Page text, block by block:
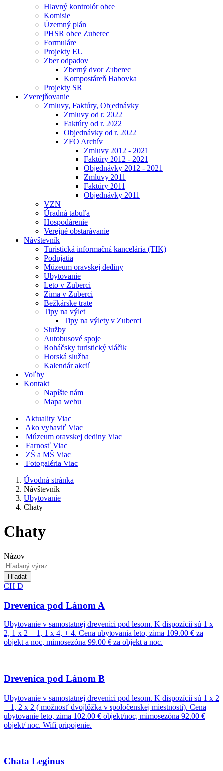
Hlavný kontrolór obce
Komisie
Územný plán
PHSR obce Zuberec
Formuláre
Projekty EU
Zber odpadov
Zberný dvor Zuberec
Kompostáreň Habovka
Projekty SR
Zverejňovanie
Zmluvy, Faktúry, Objednávky
Zmluvy od r. 2022
Faktúry od r. 2022
Objednávky od r. 2022
ZFO Archív
Zmluvy 2012 - 2021
Faktúry 2012 - 2021
Objednávky 2012 - 2021
Zmluvy 2011
Faktúry 2011
Objednávky 2011
VZN
Úradná tabuľa
Hospodárenie
Verejné obstarávanie
Návštevník
Turistická informačná kancelária (TIK)
Podujatia
Múzeum oravskej dediny
Ubytovanie
Leto v Zuberci
Zima v Zuberci
Bežkárske trate
Tipy na výlet
Tipy na výlety v Zuberci
Služby
Autobusové spoje
Roháčsky turistický vláčik
Horská služba
Kalendár akcií
Voľby
Kontakt
Napíšte nám
Mapa webu
Aktuality Viac
Ako vybaviť Viac
Múzeum oravskej dediny Viac
Farnosť Viac
ZŠ a MŠ Viac
Fotogaléria Viac
Úvodná stránka
Návštevník
Ubytovanie
Chaty
Chaty
Názov
Hľadať
CH D
Drevenica pod Lánom A
Ubytovanie v samostatnej drevenici pod lesom. K dispozícii sú 1 x
2, 1 x 2 + 1, 1 x 4, + 4. Cena ubytovania leto, zima 109.00 € za
objekt a noc, mimosezóna 99.00 € za objekt a noc.
Drevenica pod Lánom B
Ubytovanie v samostatnej drevenici pod lesom. K dispozícii sú 1 x 2
+ 1, 2 x 2 ( možnosť dvojlôžka v spoločenskej miestnosti). Cena
ubytovanie leto, zima 102.00 € objekt/noc, mimosezóna 92.00 €
objekt/ noc. Wifi pripojenie.
Chata Leginus